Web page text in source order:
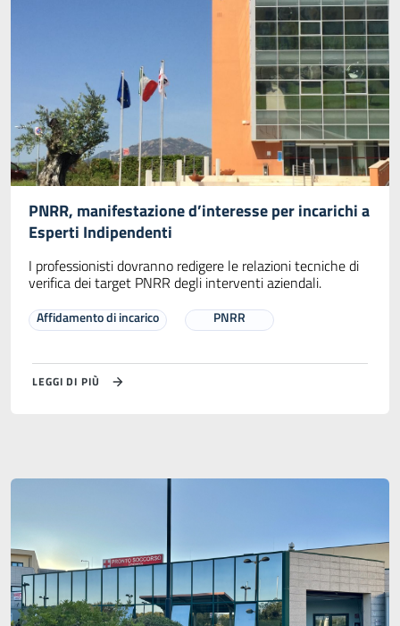
PNRR, manifestazione d’interesse per incarichi a
Esperti Indipendenti
I professionisti dovranno redigere le relazioni tecniche di
verifica dei target PNRR degli interventi aziendali.
Affidamento di incarico PNRR
LEGGI DI PIÙ